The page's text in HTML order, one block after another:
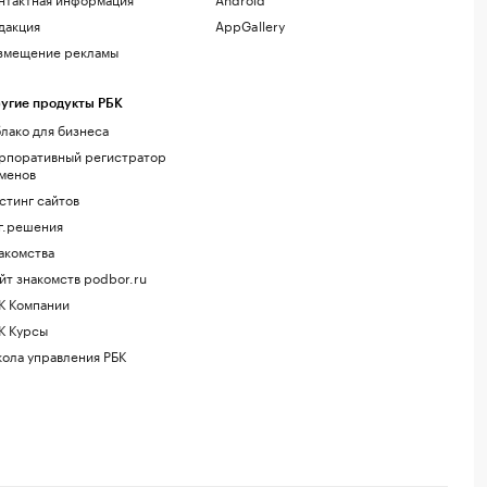
рекламы
продукты РБК
для бизнеса
регистратор
сайтов
знакомств podbor.ru
Компании
Курсы
управления РБК
AppGallery